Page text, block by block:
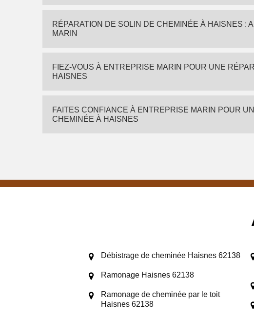
RÉPARATION DE SOLIN DE CHEMINÉE À HAISNES :
MARIN
FIEZ-VOUS À ENTREPRISE MARIN POUR UNE
HAISNES
FAITES CONFIANCE À ENTREPRISE MARIN POUR
CHEMINÉE À HAISNES
Débistrage de cheminée Haisnes 62138
Ramonage Haisnes 62138
Ramonage de cheminée par le toit
Haisnes 62138